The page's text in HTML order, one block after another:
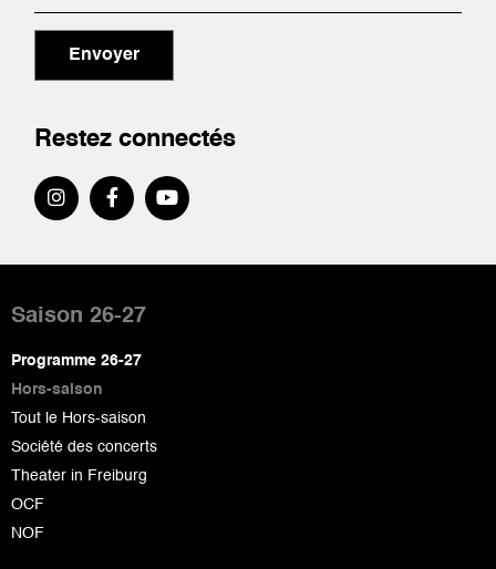
Envoyer
Restez connectés
de
page
Saison 26-27
Programme 26-27
Hors-saison
Tout le Hors-saison
Société des concerts
Theater in Freiburg
OCF
NOF